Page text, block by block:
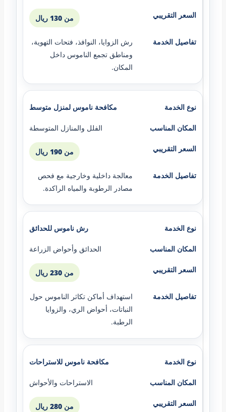
من 130 ريال
رش الزوايا، النوافذ، فتحات التهوية،
ومناطق تجمع الناموس داخل
المكان.
مكافحة ناموس لمنزل متوسط
الفلل والمنازل المتوسطة
من 190 ريال
معالجة داخلية وخارجية مع فحص
مصادر الرطوبة والمياه الراكدة.
رش ناموس للحدائق
الحدائق وأحواض الزراعة
من 230 ريال
استهداف أماكن تكاثر الناموس حول
النباتات، أحواض الري، والزوايا
الرطبة.
مكافحة ناموس للاستراحات
الاستراحات والأحواش
من 280 ريال